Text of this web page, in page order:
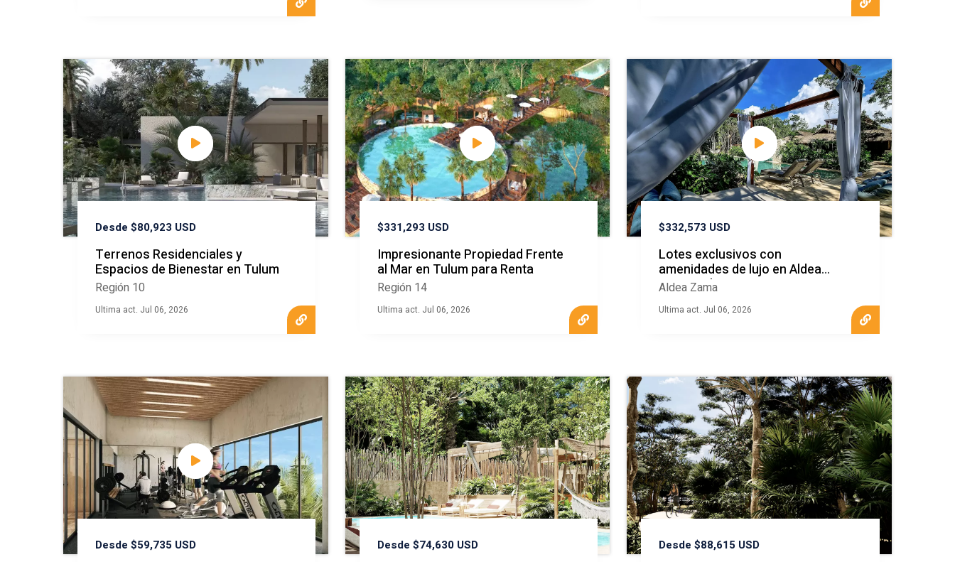
Desde $80,923 USD
Terrenos Residenciales y
Espacios de Bienestar en Tulum
Región 10
Ultima act. Jul 06, 2026
$331,293 USD
Impresionante Propiedad Frente
al Mar en Tulum para Renta
Región 14
Ultima act. Jul 06, 2026
$332,573 USD
Lotes exclusivos con
amenidades de lujo en Aldea
Zama Tulum
Aldea Zama
Ultima act. Jul 06, 2026
Desde $59,735 USD Desde $74,630 USD Desde $88,615 USD